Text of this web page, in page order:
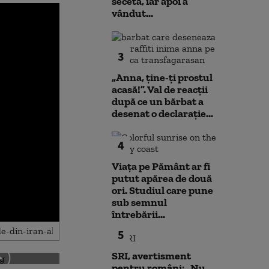
vândut...
3
„Anna, ţine-ţi prostul
acasă!”. Val de reacții
după ce un bărbat a
desenat o declarație...
4
Viața pe Pământ ar fi
putut apărea de două
ori. Studiul care pune
sub semnul
întrebării...
5
SRI, avertisment